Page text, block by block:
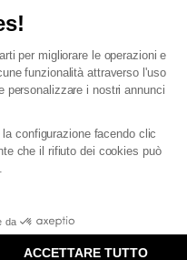
per migliorare le operazioni e
funzionalità attraverso l'uso
personalizzare i nostri annunci
configurazione facendo clic
che il rifiuto dei cookies può
da
ACCETTARE TUTTO
vendita
e dei cookie
clienti professionali